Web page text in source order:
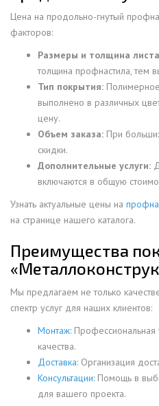
Цена на продольно-гнутый
факторов:
Размеры и толщина
толщина профнастила, тем
Тип покрытия:
выполнено в различных
цену.
Объем заказа: При
скидки.
Дополнительные услуги:
включаются в общую
Узнать актуальные цены на
на странице нашего каталога.
Преимущества
Мы предлагаем не только
спектр услуг для наших клиентов:
Монтаж: Профессиональная
качества.
Доставка: Организация
Консультации: Помощь в
для вашего проекта.